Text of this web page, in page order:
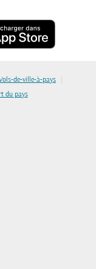
de-ville-à-pays |
du pays